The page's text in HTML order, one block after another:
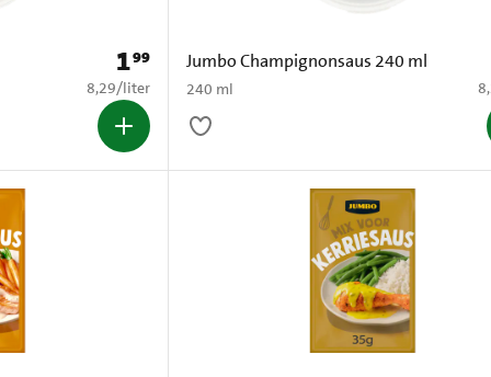
Prijs: € 1,99
199
€ 8,29 per liter
8,29/liter
Jumbo Champignonsaus 240 ml
240 ml
€